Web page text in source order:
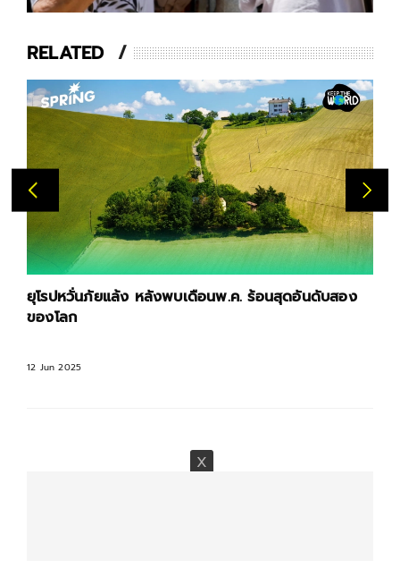
RELATED
ยุโรปหวั่นภัยแล้ง หลังพบเดือนพ.ค. ร้อนสุดอันดับสอง
ของโลก
12 Jun 2025